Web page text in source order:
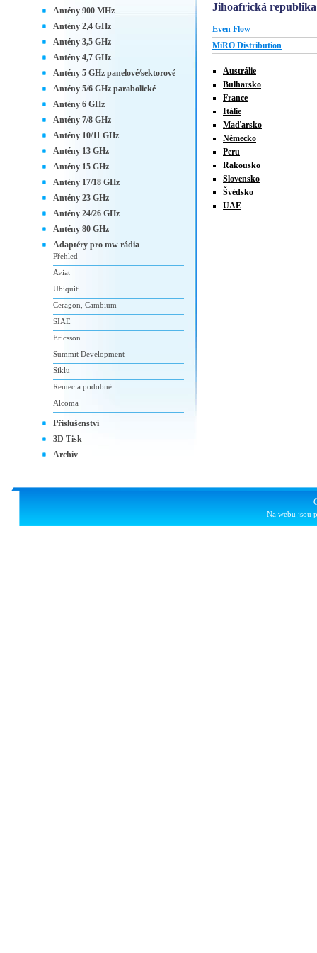
Jihoafrická republika
Even Flow
MiRO Distribution
Austrálie
Bulharsko
France
Itálie
Maďarsko
Německo
Peru
Rakousko
Slovensko
Švédsko
UAE
Antény 900 MHz
Antény 2,4 GHz
Antény 3,5 GHz
Antény 4,7 GHz
Antény 5 GHz panelové/sektorové
Antény 5/6 GHz parabolické
Antény 6 GHz
Antény 7/8 GHz
Antény 10/11 GHz
Antény 13 GHz
Antény 15 GHz
Antény 17/18 GHz
Antény 23 GHz
Antény 24/26 GHz
Antény 80 GHz
Adaptéry pro mw rádia
Přehled
Aviat
Ubiquiti
Ceragon, Cambium
SIAE
Ericsson
Summit Development
Siklu
Remec a podobné
Alcoma
Příslušenství
3D Tisk
Archiv
Na webu jsou